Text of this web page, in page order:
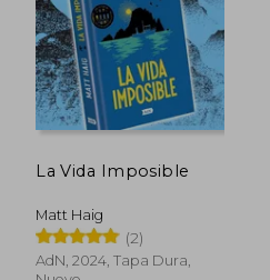
La Vida Imposible
Matt Haig
(2)
AdN, 2024, Tapa Dura,